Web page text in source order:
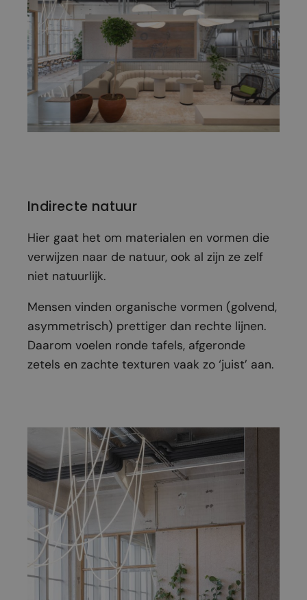
Indirecte natuur
Hier gaat het om materialen en vormen die
verwijzen naar de natuur, ook al zijn ze zelf
niet natuurlijk.
Mensen vinden organische vormen (golvend,
asymmetrisch) prettiger dan rechte lijnen.
Daarom voelen ronde tafels, afgeronde
zetels en zachte texturen vaak zo ‘juist’ aan.